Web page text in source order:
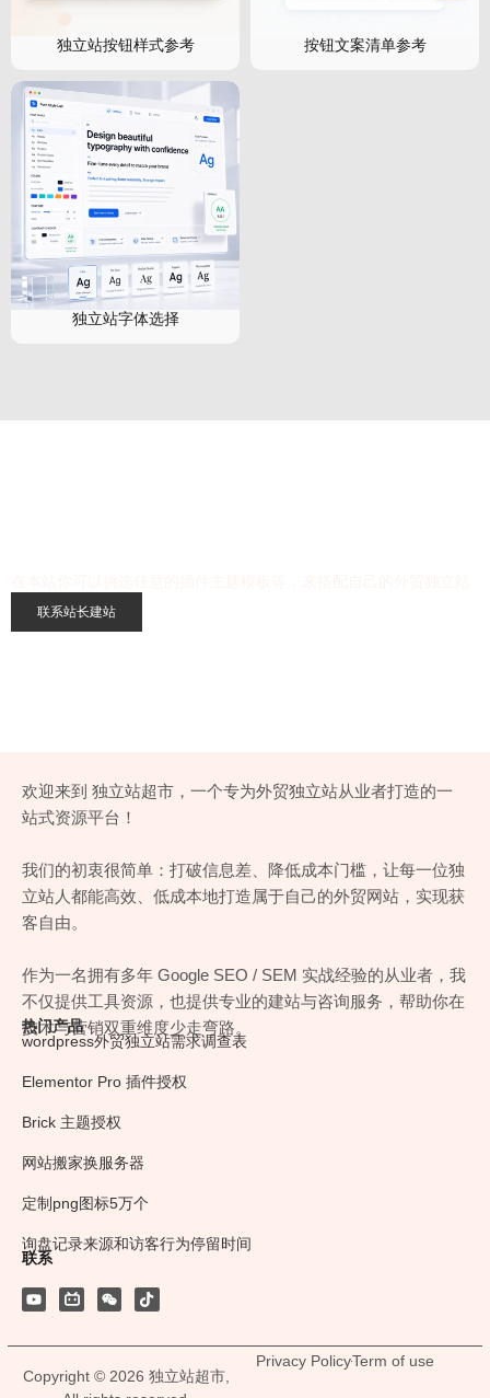
独立站按钮样式参考 按钮文案清单参考
独立站字体选择
联系站长建站
欢迎来到 独立站超市，一个专为外贸独立站从业者打造的一
站式资源平台！
我们的初衷很简单：打破信息差、降低成本门槛，让每一位独
立站人都能高效、低成本地打造属于自己的外贸网站，实现获
客自由。
作为一名拥有多年 Google SEO / SEM 实战经验的从业者，我
不仅提供工具资源，也提供专业的建站与咨询服务，帮助你在
技术与营销双重维度少走弯路。
热门产品
wordpress外贸独立站需求调查表
Elementor Pro 插件授权
Brick 主题授权
网站搬家换服务器
定制png图标5万个
询盘记录来源和访客行为停留时间
联系
Copyright © 2026 独立站超市,
Privacy PolicyTerm of use